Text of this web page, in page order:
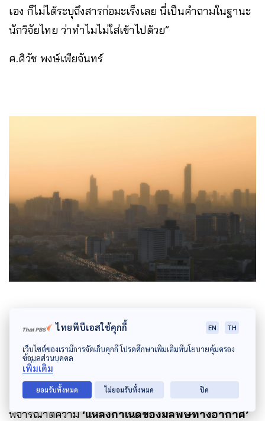
เอง ก็ไม่ได้ระบุถึงสารก่อมะเร็งเลย นี่เป็นคำถามในฐานะ
นักวิจัยไทย ว่าทำไมไม่ใส่เข้าไปด้วย”
ศ.ศิวัช พงษ์เพียจันทร์
ร่าง พ.ร.บ.อากาศสะอาด ลืมอะไรไป
หรือเปล่า ?
เพื่อให้ชัดเจนมากขึ้น ศ.ศิวัช จึงชี้ให้เห็นว่า ถ้าลอง
พิจารณาตีความ‘แหล่งกำเนิดของมลพิษทางอากาศ’
ไทยพีบีเอสใช้คุกกี้ EN TH
เว็บไซต์ของเรามีการจัดเก็บคุกกี้ โปรดศึกษาเพิ่มเติมที่นโยบายคุ้มครอง
ข้อมูลส่วนบุคคล
เพิ่มเติม
ยอมรับทั้งหมด ไม่ยอมรับทั้งหมด ปิด